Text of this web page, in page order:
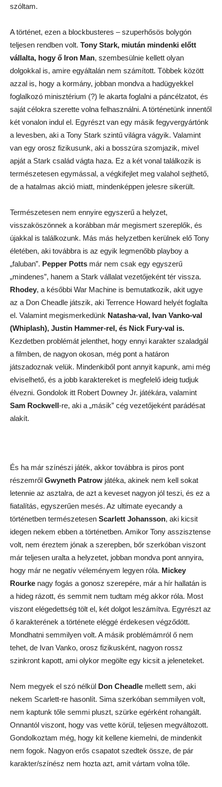
szóltam.
A történet, ezen a blockbusteres – szuperhősös bolygón
teljesen rendben volt. Tony Stark, miután mindenki előtt
vállalta, hogy ő Iron Man, szembesülnie kellett olyan
dolgokkal is, amire egyáltalán nem számított. Többek között
azzal is, hogy a kormány, jobban mondva a hadügyekkel
foglalkozó minisztérium (?) le akarta foglalni a páncélzatot, és
saját célokra szerette volna felhasználni. A történetünk innentől
két vonalon indul el. Egyrészt van egy másik fegyvergyártónk
a levesben, aki a Tony Stark szintű világra vágyik. Valamint
van egy orosz fizikusunk, aki a bosszúra szomjazik, mivel
apját a Stark család vágta haza. Ez a két vonal találkozik is
természetesen egymással, a végkifejlet meg valahol sejthető,
de a hatalmas akció miatt, mindenképpen jelesre sikerült.
Természetesen nem ennyire egyszerű a helyzet,
visszaköszönnek a korábban már megismert szereplők, és
újakkal is találkozunk. Más más helyzetben kerülnek elő Tony
életében, aki továbbra is az egyik legmenőbb playboy a
„faluban”. Pepper Potts már nem csak egy egyszerű
„mindenes”, hanem a Stark vállalat vezetőjeként tér vissza.
Rhodey, a későbbi War Machine is bemutatkozik, akit ugye
az a Don Cheadle játszik, aki Terrence Howard helyét foglalta
el. Valamint megismerkedünk Natasha-val, Ivan Vanko-val
(Whiplash), Justin Hammer-rel, és Nick Fury-val is.
Kezdetben problémát jelenthet, hogy ennyi karakter szaladgál
a filmben, de nagyon okosan, még pont a határon
játszadoznak velük. Mindenkiből pont annyit kapunk, ami még
elviselhető, és a jobb karaktereket is megfelelő ideig tudjuk
élvezni. Gondolok itt Robert Downey Jr. játékára, valamint
Sam Rockwell-re, aki a „másik” cég vezetőjeként parádésat
alakít.
És ha már színészi játék, akkor továbbra is piros pont
részemről Gwyneth Patrow játéka, akinek nem kell sokat
letennie az asztalra, de azt a keveset nagyon jól teszi, és ez a
fiatalítás, egyszerűen mesés. Az ultimate eyecandy a
történetben természetesen Scarlett Johansson, aki kicsit
idegen nekem ebben a történetben. Amikor Tony asszisztense
volt, nem éreztem jónak a szerepben, bőr szerkóban viszont
már teljesen uralta a helyzetet, jobban mondva pont annyira,
hogy már ne negatív véleményem legyen róla. Mickey
Rourke nagy fogás a gonosz szerepére, már a hír hallatán is
a hideg rázott, és semmit nem tudtam még akkor róla. Most
viszont elégedettség tölt el, két dolgot leszámítva. Egyrészt az
ő karakterének a története eléggé érdekesen végződött.
Mondhatni semmilyen volt. A másik problémámról ő nem
tehet, de Ivan Vanko, orosz fizikusként, nagyon rossz
szinkront kapott, ami olykor megölte egy kicsit a jeleneteket.
Nem megyek el szó nélkül Don Cheadle mellett sem, aki
nekem Scarlett-re hasonlít. Sima szerkóban semmilyen volt,
nem kaptunk tőle semmi pluszt, szürke egérként rohangált.
Onnantól viszont, hogy vas vette körül, teljesen megváltozott.
Gondolkoztam még, hogy kit kellene kiemelni, de mindenkit
nem fogok. Nagyon erős csapatot szedtek össze, de pár
karakter/színész nem hozta azt, amit vártam volna tőle.